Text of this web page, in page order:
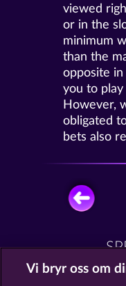
viewed
or in the
minimum
than the
opposite
you to play
However,
obligated
bets also
Vi bryr oss om